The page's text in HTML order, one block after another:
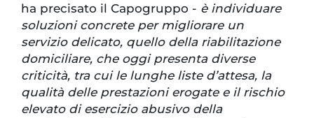
ha precisato il Capogruppo - è individuare
soluzioni concrete per migliorare un
servizio delicato, quello della riabilitazione
domiciliare, che oggi presenta diverse
criticità, tra cui le lunghe liste d’attesa, la
qualità delle prestazioni erogate e il rischio
elevato di esercizio abusivo della